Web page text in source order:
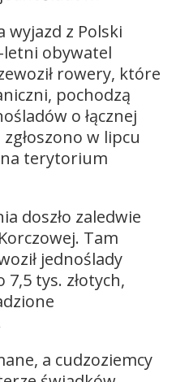
wyjazd z Polski
letni obywatel
rowery, które
pochodzą
o łącznej
w lipcu
terytorium
doszło zaledwie
Tam
jednoślady
7,5 tys. złotych,
a cudzoziemcy